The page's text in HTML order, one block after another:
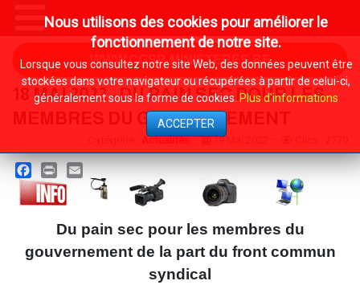
WWW.CGSP-MINISTERES.BE
18 MAI 2022 - DU PAIN SEC POUR LES
MEMBRES DU GOUVERNEMENT
Actualités 19 Mai 2022
Facebook
Print Email
Du pain sec pour les membres du
gouvernement de la part du front commun
syndical
Nous utilisons des cookies pour améliorer le
fonctionnement de notre site.
Lorsque vous consultez notre site Web, des données peuvent être
stockées dans votre navigateur ou récupérées à partir de celui-ci,
généralement sous la forme de cookies. Plus d'informations
ACCEPTER